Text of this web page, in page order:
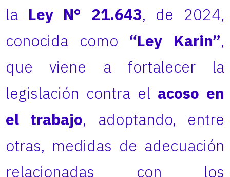
la Ley N° 21.643, de 2024,
conocida como “Ley Karin”,
que viene a fortalecer la
legislación contra el acoso en
el trabajo, adoptando, entre
otras, medidas de adecuación
relacionadas con los